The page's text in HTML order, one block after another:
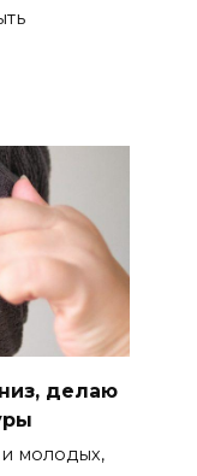
делаю
молодых,